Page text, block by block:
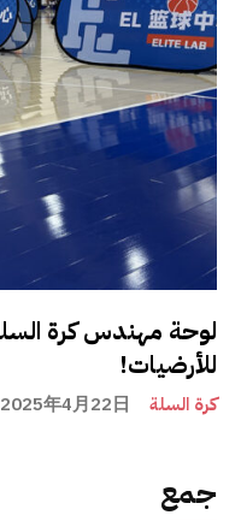
للأرضيات!
كرة السلة 2025年4月22日
جمع